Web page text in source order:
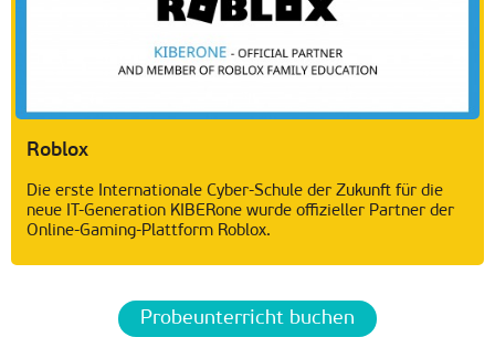
Roblox
Die erste Internationale Cyber-Schule der Zukunft für die
neue IT-Generation KIBERone wurde offizieller Partner der
Online-Gaming-Plattform Roblox.
Probeunterricht buchen